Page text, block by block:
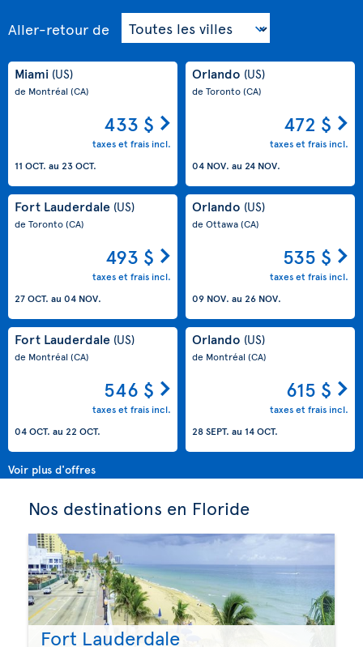
Aller-retour de
Miami (US)
de Montréal(CA)
433 $
taxes et frais incl.
11 OCT. au 23 OCT.
Orlando (US)
de Toronto(CA)
472 $
taxes et frais incl.
04 NOV. au 24 NOV.
Fort Lauderdale (US)
de Toronto(CA)
493 $
taxes et frais incl.
27 OCT. au 04 NOV.
Orlando (US)
de Ottawa(CA)
535 $
taxes et frais incl.
09 NOV. au 26 NOV.
Fort Lauderdale (US)
de Montréal(CA)
546 $
taxes et frais incl.
04 OCT. au 22 OCT.
Orlando (US)
de Montréal(CA)
615 $
taxes et frais incl.
28 SEPT. au 14 OCT.
Voir plus d'offres
Nos destinations en Floride
Fort Lauderdale